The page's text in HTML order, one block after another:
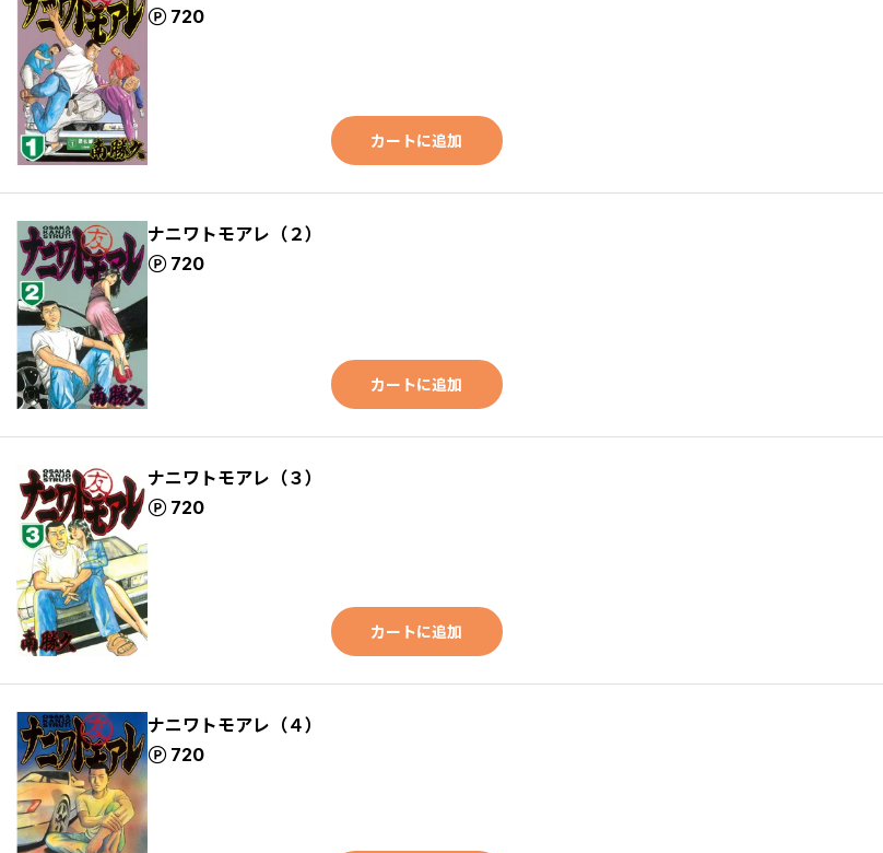
720
ポイント
カートに追加
ナニワトモアレ（２）
720
ポイント
カートに追加
ナニワトモアレ（３）
720
ポイント
カートに追加
ナニワトモアレ（４）
720
ポイント